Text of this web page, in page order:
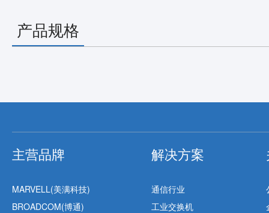
产品规格
主营品牌
MARVELL(美满科技)
BROADCOM(博通)
解决方案
通信行业
工业交换机